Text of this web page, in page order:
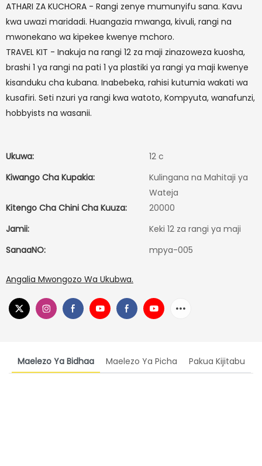
ATHARI ZA KUCHORA - Rangi zenye mumunyifu sana. Kavu
kwa uwazi maridadi. Huangazia mwanga, kivuli, rangi na
mwonekano wa kipekee kwenye mchoro.
TRAVEL KIT - Inakuja na rangi 12 za maji zinazoweza kuosha,
brashi 1 ya rangi na pati 1 ya plastiki ya rangi ya maji kwenye
kisanduku cha kubana. Inabebeka, rahisi kutumia wakati wa
kusafiri. Seti nzuri ya rangi kwa watoto, Kompyuta, wanafunzi,
hobbyists na wasanii.
Ukuwa:
12 c
Kiwango Cha Kupakia:
Kulingana na Mahitaji ya
Wateja
Kitengo Cha Chini Cha Kuuza:
20000
Jamii:
Keki 12 za rangi ya maji
SanaaNO:
mpya-005
Angalia Mwongozo Wa Ukubwa.
Maelezo Ya Bidhaa Maelezo Ya Picha Pakua Kijitabu